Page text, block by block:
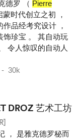
德罗 （ Pierre
时代创立之初 ，
品经考究设计 ，
饰珍宝 。 其自动玩
令人惊叹的自动人
30k
DROZ 艺术工坊
， 是雅克德罗秘而